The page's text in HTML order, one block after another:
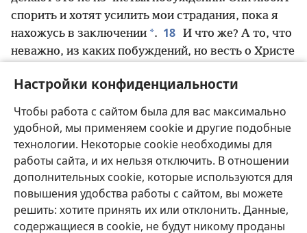
Настройки конфиденциальности
Чтобы работа с сайтом была для вас максимально
удобной, мы применяем cookie и другие подобные
технологии. Некоторые cookie необходимы для
работы сайта, и их нельзя отключить. В отношении
дополнительных cookie, которые используются для
повышения удобства работы с сайтом, вы можете
решить: хотите принять их или отклонить. Данные,
содержащиеся в cookie, не будут никому проданы
спорить и хотят усилить мои страдания, пока я
нахожусь в заключении *. 18 И что же? А то, что
неважно, из каких побуждений, но весть о Христе
радоваться, 19 так как знаю, что благодаря
этому, а также благодаря вашим горячим
молитвам с и поддержке духа Иисуса Христа т я
буду спасён.
20 Я очень жду и надеюсь, что мне
нечего будет стыдиться и что я смогу и дальше
смело говорить и тем самым прославлять Христа
* , как я делал это всегда. И я буду прославлять
его, живу я или умру у .
21 Если я живу, то живу для Христа ф , и, если